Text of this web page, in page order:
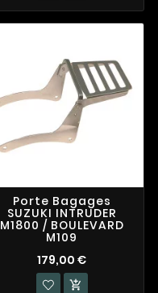
Porte Bagages
SUZUKI INTRUDER
M1800 / BOULEVARD
M109
179,00 €
